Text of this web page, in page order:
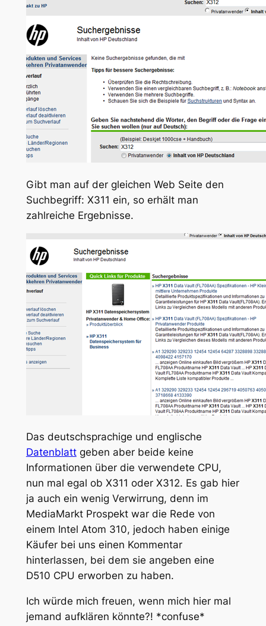
Gibt man auf der gleichen Web Seite den
Suchbegriff: X311 ein, so erhält man
zahlreiche Ergebnisse.
Das deutschsprachige und englische
Datenblattgeben aber beide keine
Informationen über die verwendete CPU,
nun mal egal ob X311 oder X312. Es gab hier
ja auch ein wenig Verwirrung, denn im
MediaMarkt Prospekt war die Rede von
einem Intel Atom 310, jedoch haben einige
Käufer bei uns einen Kommentar
hinterlassen, bei dem sie angeben eine
D510 CPU erworben zu haben.
Ich würde mich freuen, wenn mich hier mal
jemand aufklären könnte?! *confuse*